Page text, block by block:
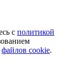
с политикой
файлов cookie.